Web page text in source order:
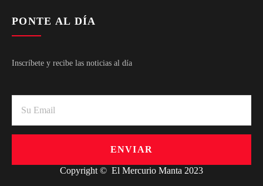
PONTE AL DÍA
Inscríbete y recibe las noticias al día
ENVIAR
Copyright © El Mercurio Manta 2023